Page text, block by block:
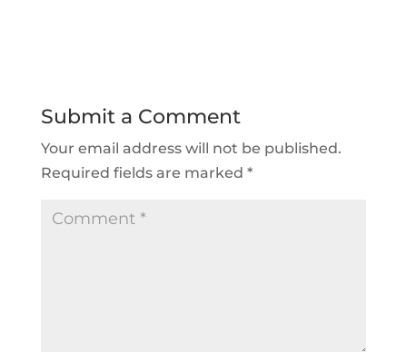
Submit a Comment
Your email address will not be published.
Required fields are marked *